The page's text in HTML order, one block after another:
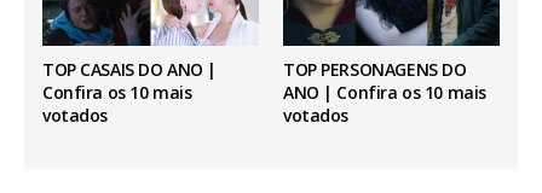
TOP CASAIS DO ANO |
Confira os 10 mais
votados
TOP PERSONAGENS DO
ANO | Confira os 10 mais
votados